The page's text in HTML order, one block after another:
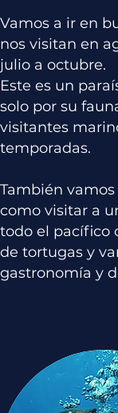
Vamos a ir en
nos visitan en
julio a octubre.
Este es un
solo por su
visitantes
temporadas.
También
como visitar a
todo el pacífico
de tortugas y
gastronomía y